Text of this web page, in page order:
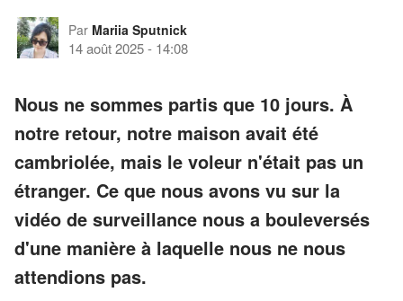
Par Mariia Sputnick
14 août 2025- 14:08
Nous ne sommes partis que 10 jours. À
notre retour, notre maison avait été
cambriolée, mais le voleur n'était pas un
étranger. Ce que nous avons vu sur la
vidéo de surveillance nous a bouleversés
d'une manière à laquelle nous ne nous
attendions pas.